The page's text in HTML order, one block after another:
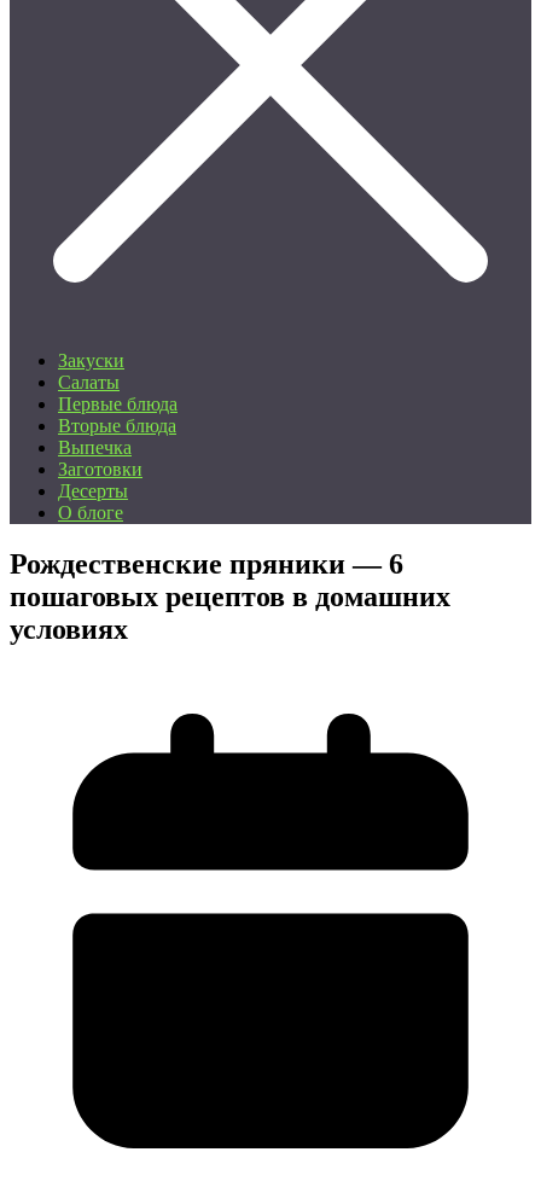
Закуски
Салаты
Первые блюда
Вторые блюда
Выпечка
Заготовки
Десерты
О блоге
Рождественские пряники — 6
пошаговых рецептов в домашних
условиях